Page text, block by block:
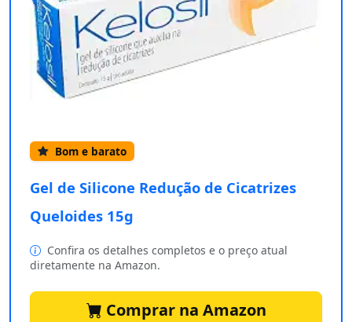
Bom e barato
Gel de Silicone Redução de Cicatrizes
Queloides 15g
Confira os detalhes completos e o preço atual
diretamente na Amazon.
Comprar na Amazon